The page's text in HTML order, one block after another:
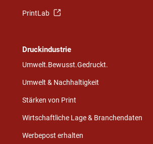
PrintLab
Druckindustrie
Umwelt.Bewusst.Gedruckt.
Umwelt & Nachhaltigkeit
Stärken von Print
Wirtschaftliche Lage & Branchendaten
Werbepost erhalten